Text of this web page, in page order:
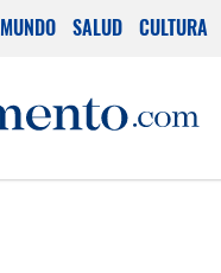
MUNDO SALUD CULTURA